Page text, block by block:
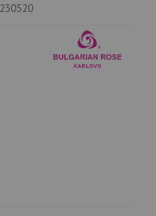
230520